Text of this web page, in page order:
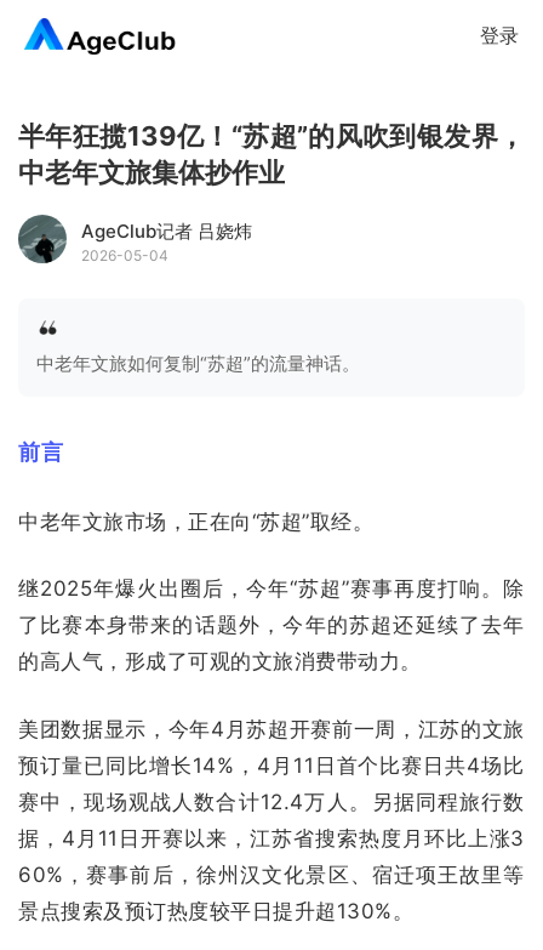
登录
半年狂揽139亿！“苏超”的风吹到银发界，
中老年文旅集体抄作业
AgeClub记者 吕娆炜
2026-05-04
中老年文旅如何复制“苏超”的流量神话。
前言
中老年文旅市场，正在向“苏超”取经。
继2025年爆火出圈后，今年“苏超”赛事再度打响。除
了比赛本身带来的话题外，今年的苏超还延续了去年
的高人气，形成了可观的文旅消费带动力。
美团数据显示， 今年4月苏超开赛前一周，江苏的文旅
预订量已同比增长14%， 4月11日首个比赛日共4场比
赛中，现场观战人数合计12.4万人。‌‌另据同程旅行数
据， 4月11日开赛以来，江苏省搜索热度月环比上涨3
60%，赛事前后，徐州汉文化景区、宿迁项王故里等
景点搜索及预订热度较平日提升超130%。